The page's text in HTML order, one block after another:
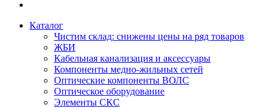
Каталог
Чистим склад: снижены цены на ряд товаров
ЖБИ
Кабельная канализация и аксессуары
Компоненты медно-жильных сетей
Оптические компоненты ВОЛС
Оптическое оборудование
Элементы СКС